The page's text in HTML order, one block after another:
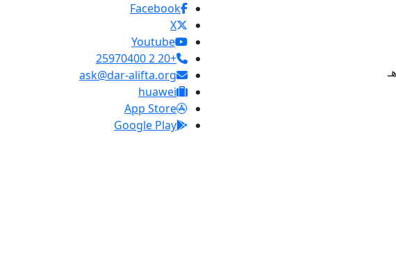
Facebook
X
Youtube
+20 2 25970400
ask@dar-alifta.org
huawei
App Store
Google Play